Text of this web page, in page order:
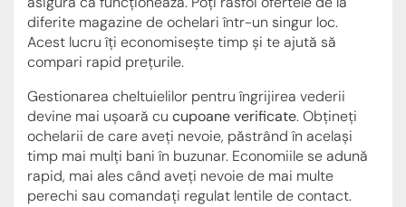
diferite magazine de ochelari într-un singur loc.
Acest lucru îți economisește timp și te ajută să
compari rapid prețurile.
Gestionarea cheltuielilor pentru îngrijirea vederii
devine mai ușoară cu cupoane verificate. Obțineți
ochelarii de care aveți nevoie, păstrând în același
timp mai mulți bani în buzunar. Economiile se adună
rapid, mai ales când aveți nevoie de mai multe
perechi sau comandați regulat lentile de contact.